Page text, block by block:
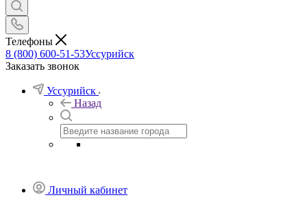
Телефоны
8 (800) 600-51-53Уссурийск
Заказать звонок
Уссурийск
Назад
Личный кабинет